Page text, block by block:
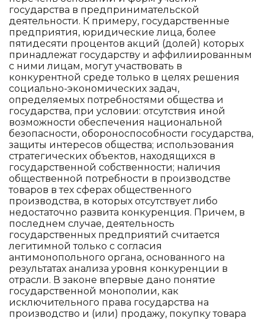
государства в предпринимательской
деятельности. К примеру, государственные
предприятия, юридические лица, более
пятидесяти процентов акций (долей) которых
принадлежат государству и аффилиированным
с ними лицам, могут участвовать в
конкурентной среде только в целях решения
социально-экономических задач,
определяемых потребностями общества и
государства, при условии: отсутствия иной
возможности обеспечения национальной
безопасности, обороноспособности государства,
защиты интересов общества; использования
стратегических объектов, находящихся в
государственной собственности; наличия
общественной потребности в производстве
товаров в тех сферах общественного
производства, в которых отсутствует либо
недостаточно развита конкуренция. Причем, в
последнем случае, деятельность
государственных предприятий считается
легитимной только с согласия
антимонопольного органа, основанного на
результатах анализа уровня конкуренции в
отрасли. В законе впервые дано понятие
государственной монополии, как
исключительного права государства на
производство и (или) продажу, покупку товара